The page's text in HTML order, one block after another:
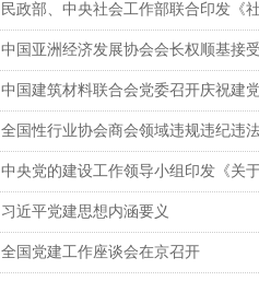
民政部、中央社会工作部联合印发《
中国亚洲经济发展协会会长权顺基接
中国建筑材料联合会党委召开庆祝建
全国性行业协会商会领域违规违纪违
中央党的建设工作领导小组印发《关
习近平党建思想内涵要义
全国党建工作座谈会在京召开